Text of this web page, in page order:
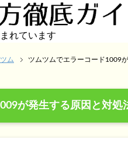
れています
ム
ツムツムでエラーコード1009
が発生する原因と対処